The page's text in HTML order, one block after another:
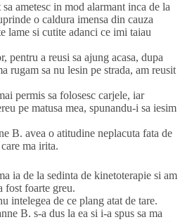
ametesc in mod alarmant inca de la
o caldura imensa din cauza
lame si cutite adanci ce imi taiau
pentru a reusi sa ajung acasa, dupa
rugam sa nu lesin pe strada, am reusit
permis sa folosesc carjele, iar
pe matusa mea, spunandu-i sa iesim
B. avea o atitudine neplacuta fata de
ma irita.
ia de la sedinta de kinetoterapie si am
fost foarte greu.
intelegea de ce plang atat de tare.
B. s-a dus la ea si i-a spus sa ma